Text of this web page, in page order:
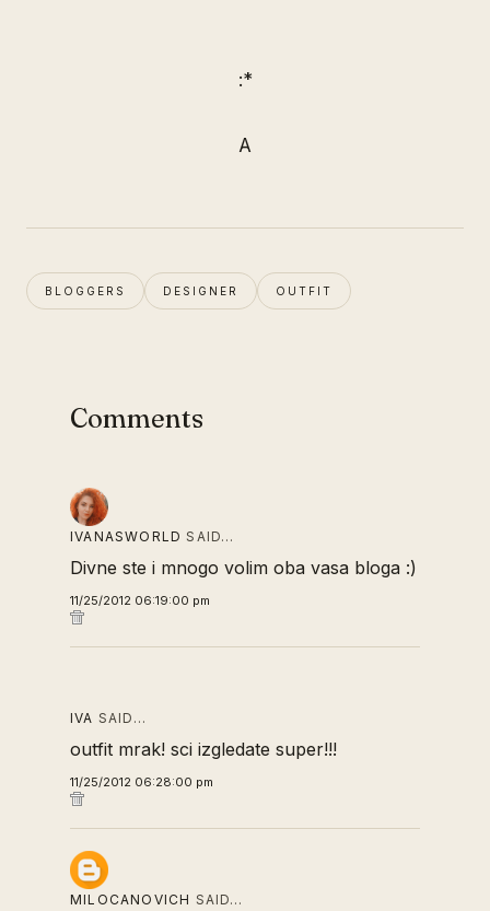
:*
A
BLOGGERS DESIGNER OUTFIT
Comments
IVANASWORLD SAID…
Divne ste i mnogo volim oba vasa bloga :)
11/25/2012 06:19:00 pm
IVA SAID…
outfit mrak! sci izgledate super!!!
11/25/2012 06:28:00 pm
MILOCANOVICH SAID…